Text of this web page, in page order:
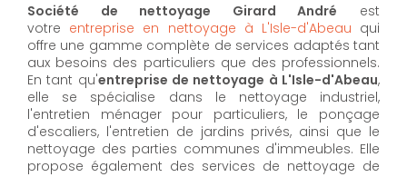
Société de nettoyage Girard André est
votre entreprise en nettoyage à L'Isle-d'Abeau qui
offre une gamme complète de services adaptés tant
aux besoins des particuliers que des professionnels.
En tant qu'entreprise de nettoyage à L'Isle-d'Abeau,
elle se spécialise dans le nettoyage industriel,
l'entretien ménager pour particuliers, le ponçage
d'escaliers, l'entretien de jardins privés, ainsi que le
nettoyage des parties communes d'immeubles. Elle
propose également des services de nettoyage de